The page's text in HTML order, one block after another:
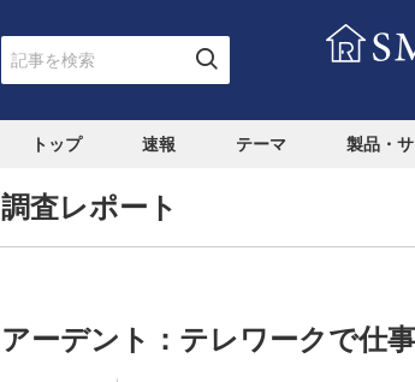
トップ 速報 テーマ 製品・
調査レポート
アーデント：テレワークで仕